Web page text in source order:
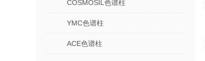
COSMOSIL色谱柱
YMC色谱柱
ACE色谱柱